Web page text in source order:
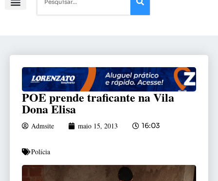
POE prende traficante na Vila
Dona Elisa
Admsite maio 15, 2013 16:03
Polícia